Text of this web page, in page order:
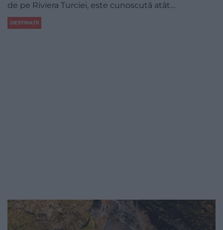
de pe Riviera Turciei, este cunoscută atât…
DESTINAȚII